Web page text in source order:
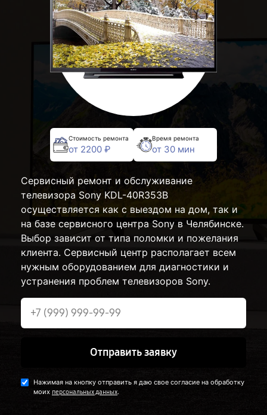
Стоимость ремонта
от 2200 ₽
Время ремонта
от 30 мин
Сервисный ремонт и обслуживание
телевизора Sony KDL-40R353B
осуществляется как с выездом на дом, так и
на базе сервисного центра Sony в Челябинске.
Выбор зависит от типа поломки и пожелания
клиента. Сервисный центр располагает всем
нужным оборудованием для диагностики и
устранения проблем телевизоров Sony.
Отправить заявку
Нажимая на кнопку отправить я даю свое согласие на обработку
моих персональных данных.